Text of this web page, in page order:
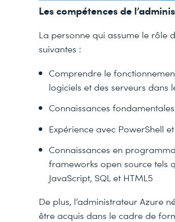
Les compétences de
La personne qui assume le rôle
suivantes :
Comprendre le
logiciels et des serveurs dans
Connaissances
Expérience avec PowerShell
Connaissances en
frameworks open source tels
JavaScript, SQL et HTML5
De plus, l’administrateur Azure
être acquis dans le cadre de